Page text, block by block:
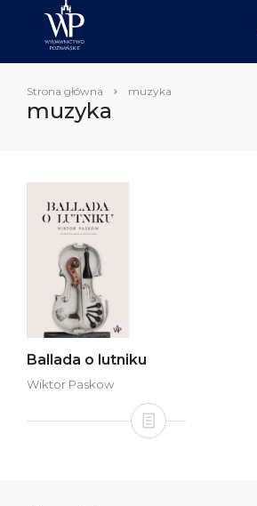
Strona główna muzyka
muzyka
Ballada o lutniku
Wiktor Paskow